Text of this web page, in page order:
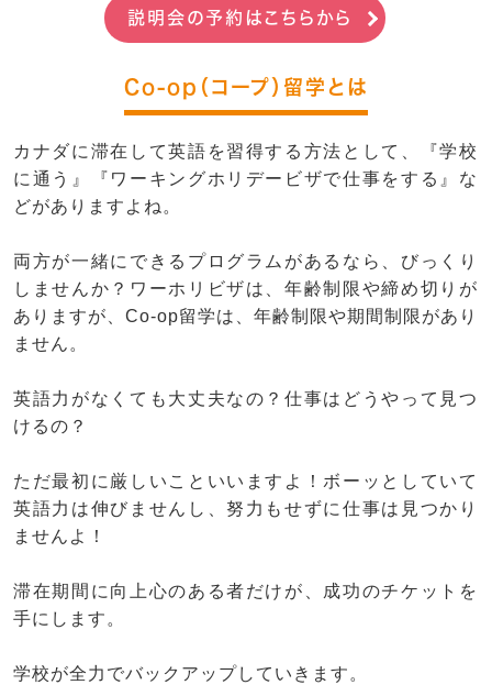
説明会の予約はこちらから
Co-op（コープ）留学とは
カナダに滞在して英語を習得する方法として、『学校
に通う』『ワーキングホリデービザで仕事をする』な
どがありますよね。
両方が一緒にできるプログラムがあるなら、びっくり
しませんか？ワーホリビザは、年齢制限や締め切りが
ありますが、Co-op留学は、年齢制限や期間制限があり
ません。
英語力がなくても大丈夫なの？仕事はどうやって見つ
けるの？
ただ最初に厳しいこといいますよ！ボーッとしていて
英語力は伸びませんし、努力もせずに仕事は見つかり
ませんよ！
滞在期間に向上心のある者だけが、成功のチケットを
手にします。
学校が全力でバックアップしていきます。